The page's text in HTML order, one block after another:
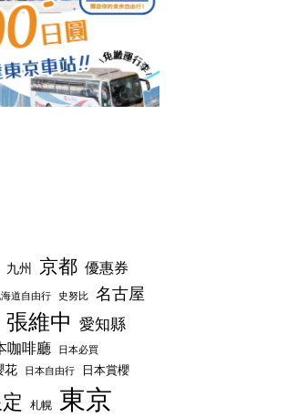
九州 京都 優惠券
道自由行 史努比 名古屋
張維中 愛知縣
咖啡廳 日本必買
花 日本自由行 日本賞櫻
札幌 東京